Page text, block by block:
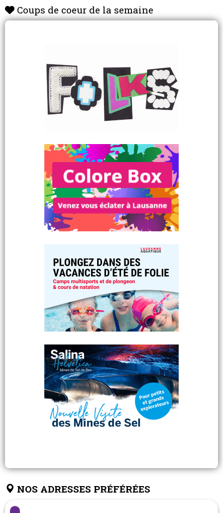
Coups de coeur de la semaine
NOS ADRESSES PRÉFÉRÉES